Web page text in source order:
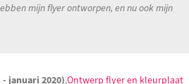
mijn flyer ontworpen, en nu ook mijn
januari 2020),Ontwerp flyer en kleurplaat